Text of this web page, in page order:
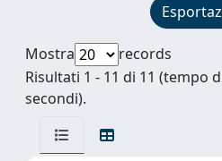
Mostra
records
Risultati 1 - 11 di 11 (tempo
secondi).